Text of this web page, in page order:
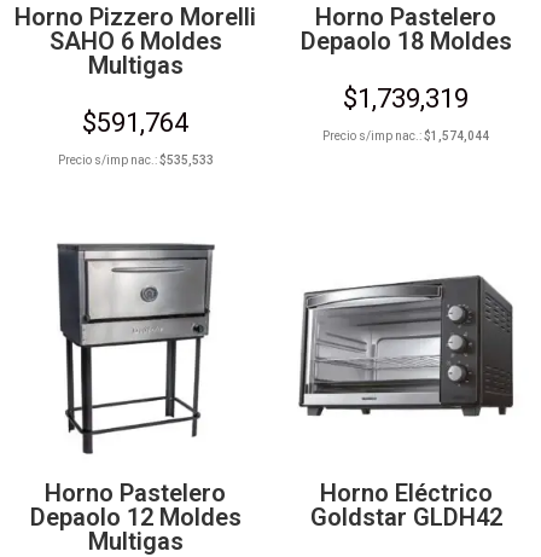
Horno Pizzero Morelli
SAHO 6 Moldes
Multigas
$591,764
Precio s/imp nac.:$535,533
Horno Pastelero
Depaolo 18 Moldes
$1,739,319
Precio s/imp nac.:$1,574,044
Horno Pastelero
Depaolo 12 Moldes
Multigas
Horno Eléctrico
Goldstar GLDH42